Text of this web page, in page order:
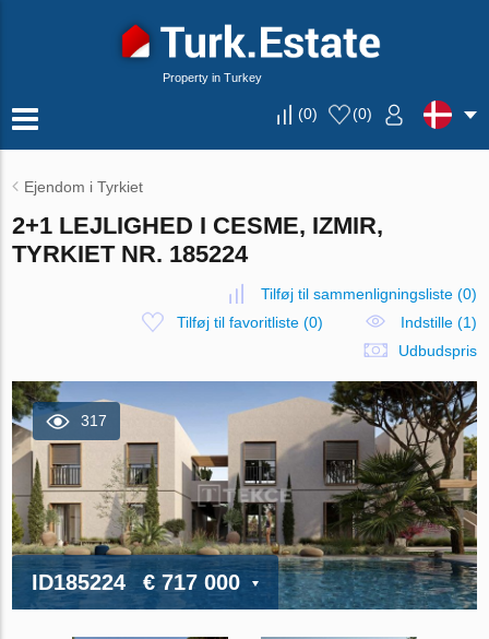
Property in Turkey
(0) (0)
Ejendom i Tyrkiet
2+1 LEJLIGHED I CESME, IZMIR,
TYRKIET NR. 185224
Tilføj til sammenligningsliste(0)
Tilføj til favoritliste (0)
Indstille (1)
Udbudspris
317
ID185224 € 717 000